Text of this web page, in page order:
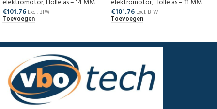
elektromotor,Holle as – 14 MM
€101,76 Excl. BTW
Toevoegen
elektromotor,Holle as – 11 MM
€101,76 Excl. BTW
Toevoegen